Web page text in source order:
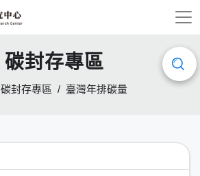
碳封存專區
碳封存專區 臺灣年排碳量